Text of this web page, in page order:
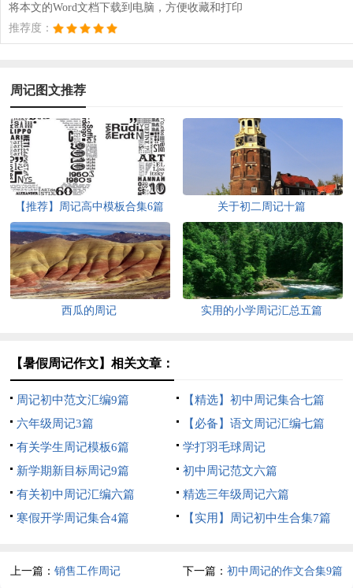
将本文的Word文档下载到电脑，方便收藏和打印
推荐度：
周记图文推荐
【推荐】周记高中模板合集6篇 关于初二周记十篇
西瓜的周记 实用的小学周记汇总五篇
【暑假周记作文】相关文章：
周记初中范文汇编9篇
【精选】初中周记集合七篇
六年级周记3篇
【必备】语文周记汇编七篇
有关学生周记模板6篇
学打羽毛球周记
新学期新目标周记9篇
初中周记范文六篇
有关初中周记汇编六篇
精选三年级周记六篇
寒假开学周记集合4篇
【实用】周记初中生合集7篇
上一篇：销售工作周记 下一篇： 初中周记的作文合集9篇